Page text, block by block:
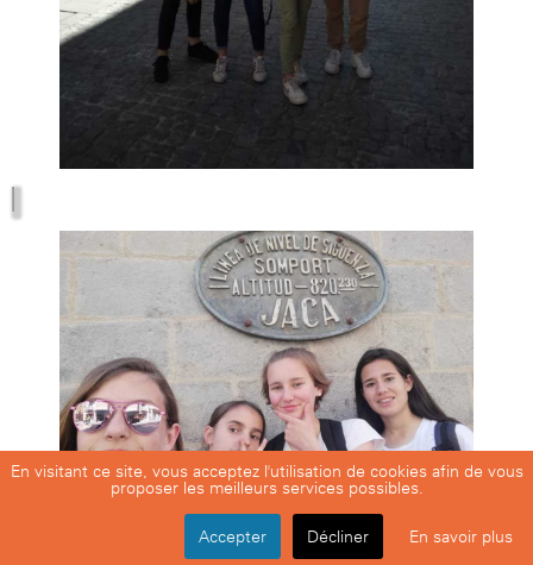
En visitant ce site, vous acceptez l'utilisation de cookies afin de vous
proposer les meilleurs services possibles.
Accepter Décliner En savoir plus